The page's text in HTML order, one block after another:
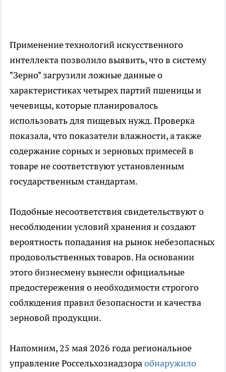
Применение технологий искусственного
интеллекта позволило выявить, что в систему
"Зерно" загрузили ложные данные о
характеристиках четырех партий пшеницы и
чечевицы, которые планировалось
использовать для пищевых нужд. Проверка
показала, что показатели влажности, а также
содержание сорных и зерновых примесей в
товаре не соответствуют установленным
государственным стандартам.
Подобные несоответствия свидетельствуют о
несоблюдении условий хранения и создают
вероятность попадания на рынок небезопасных
продовольственных товаров. На основании
этого бизнесмену вынесли официальные
предостережения о необходимости строгого
соблюдения правил безопасности и качества
зерновой продукции.
Напомним, 25 мая 2026 года региональное
управление Россельхознадзораобнаружило